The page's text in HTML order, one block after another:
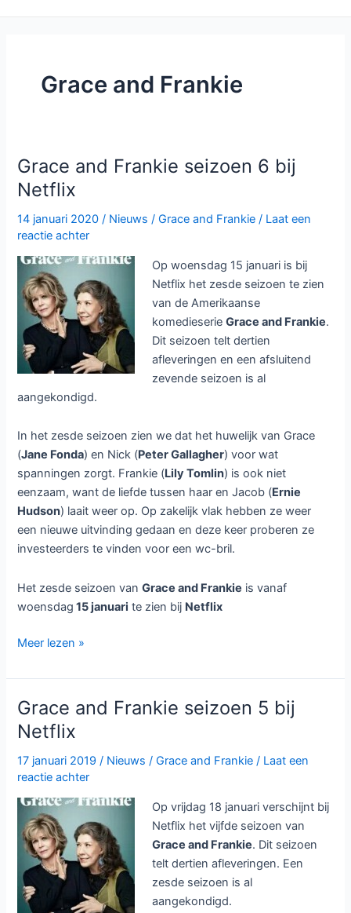
Grace and Frankie
Grace and Frankie seizoen 6 bij
Netflix
14 januari 2020/ Nieuws /Grace and Frankie / Laat een
reactie achter
Op woensdag 15 januari is bij
Netflix het zesde seizoen te zien
van de Amerikaanse
komedieserieGrace and Frankie.
Dit seizoen telt dertien
afleveringen en een afsluitend
zevende seizoen is al
aangekondigd.
In het zesde seizoen zien we dat het huwelijk van Grace
(Jane Fonda) en Nick (Peter Gallagher) voor wat
spanningen zorgt. Frankie (Lily Tomlin) is ook niet
eenzaam, want de liefde tussen haar en Jacob (Ernie
Hudson) laait weer op. Op zakelijk vlak hebben ze weer
een nieuwe uitvinding gedaan en deze keer proberen ze
investeerders te vinden voor een wc-bril.
Het zesde seizoen vanGrace and Frankie is vanaf
woensdag 15 januari te zien bij Netflix
Grace
Frankie
seizoen
6
bij
Netflix
Meer lezen »
Grace and Frankie seizoen 5 bij
Netflix
17 januari 2019/ Nieuws /Grace and Frankie / Laat een
reactie achter
Op vrijdag 18 januari verschijnt bij
Netflix het vijfde seizoen van
Grace and Frankie. Dit seizoen
telt dertien afleveringen. Een
zesde seizoen is al
aangekondigd.